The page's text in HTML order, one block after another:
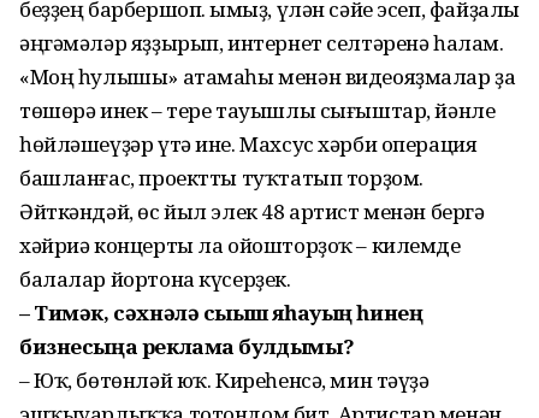
беҙҙең барбершоп. Ҡымыҙ, үлән сәйе эсеп, файҙалы
әңгәмәләр яҙҙырып, интернет селтәренә һалам.
«Моң һулышы» атамаһы менән видеояҙмалар ҙа
төшөрә инек – тере тауышлы сығыштар, йәнле
һөйләшеүҙәр үтә ине. Махсус хәрби операция
башланғас, проектты туҡтатып торҙом.
Әйткәндәй, өс йыл элек 48 артист менән бергә
хәйриә концерты ла ойошторҙоҡ – килемде
балалар йортона күсер­ҙек.
– Тимәк, сәхнәлә сығыш яһауың һинең
бизнесыңа реклама булдымы?
– Юҡ, бөтөнләй юҡ. Киреһенсә, мин тәүҙә